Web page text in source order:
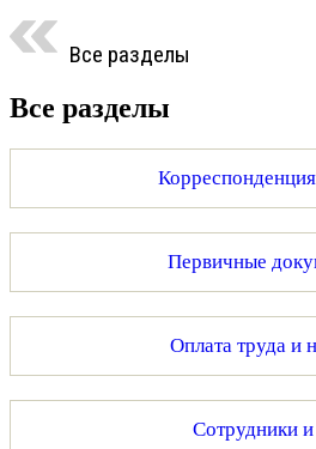
Все разделы
Все разделы
Первичные
Оплата труда и
Сотрудники